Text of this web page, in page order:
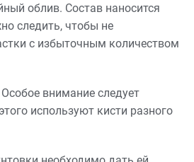
облив. Состав наносится
следить, чтобы не
с избыточным количеством
внимание следует
используют кисти разного